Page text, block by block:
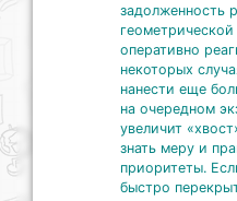
задолженность
оперативно
некоторых
нанести еще
на очередном
увеличит
знать меру и
приоритеты.
быстро